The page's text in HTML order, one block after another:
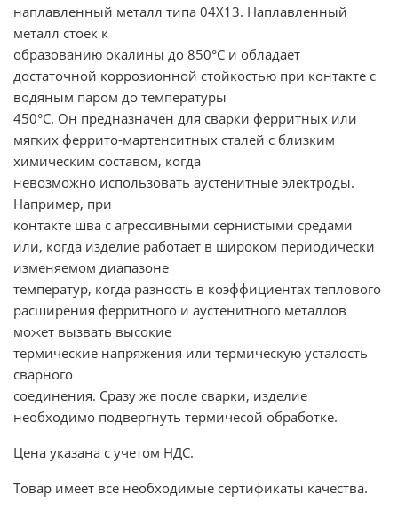
наплавленный металл типа 04Х13. Наплавленный
металл стоек к
образованию окалины до 850°С и обладает
достаточной коррозионной стойкостью при контакте с
водяным паром до температуры
450°С. Он предназначен для сварки ферритных или
мягких феррито-мартенситных сталей с близким
химическим составом, когда
невозможно использовать аустенитные электроды.
Например, при
контакте шва с агрессивными сернистыми средами
или, когда изделие работает в широком периодически
изменяемом диапазоне
температур, когда разность в коэффициентах теплового
расширения ферритного и аустенитного металлов
может вызвать высокие
термические напряжения или термическую усталость
сварного
соединения. Сразу же после сварки, изделие
необходимо подвергнуть термичесой обработке.
Цена указана с учетом НДС.
Товар имеет все необходимые сертификаты качества.